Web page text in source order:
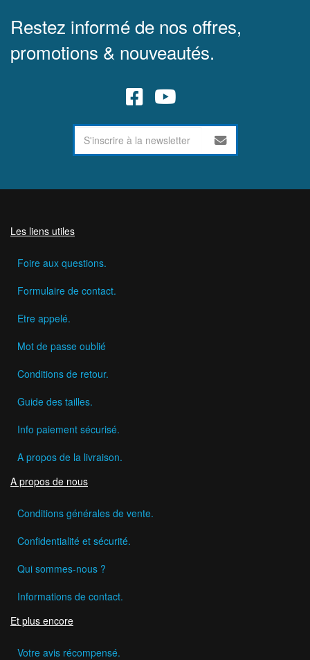
Restez informé de nos offres,
promotions & nouveautés.
Les liens utiles
Foire aux questions.
Formulaire de contact.
Etre appelé.
Mot de passe oublié
Conditions de retour.
Guide des tailles.
Info paiement sécurisé.
A propos de la livraison.
A propos de nous
Conditions générales de vente.
Confidentialité et sécurité.
Qui sommes-nous ?
Informations de contact.
Et plus encore
Votre avis récompensé.